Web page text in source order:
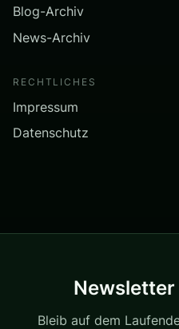
Blog-Archiv
News-Archiv
RECHTLICHES
Impressum
Datenschutz
Bleib auf dem